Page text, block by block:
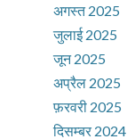
अगस्त 2025
जुलाई 2025
जून 2025
अप्रैल 2025
फ़रवरी 2025
दिसम्बर 2024